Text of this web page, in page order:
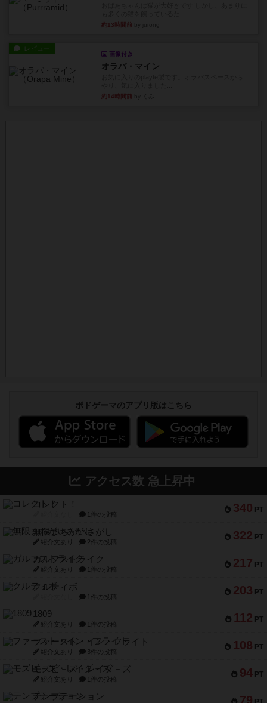
約13時間前
レビュー
画像付き
オラパ・マイン
約14時間前
ボドゲーマのアプリ版はこちら
アクセス数 急上昇中
340 PT
コレクト！
1件の投稿
322 PT
無限まちがいさがし
紹介文あり 2件の投稿
217 PT
ガルフストライク
紹介文あり 1件の投稿
203 PT
クルティボ
1件の投稿
112 PT
1809
紹介文あり 1件の投稿
108 PT
ファースト・イン・フライト
紹介文あり 3件の投稿
94 PT
モズビ－ズ・レイダ－ズ
紹介文あり 1件の投稿
79
テンプテーション